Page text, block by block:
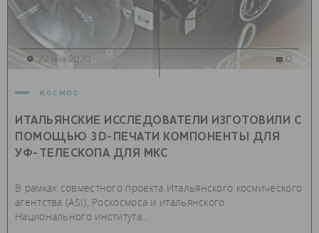
космос
ИТАЛЬЯНСКИЕ ИССЛЕДОВАТЕЛИ ИЗГОТОВИЛИ С
ПОМОЩЬЮ 3D-ПЕЧАТИ КОМПОНЕНТЫ ДЛЯ
УФ-ТЕЛЕСКОПА ДЛЯ МКС
В рамках совместного проекта Итальянского космического
агентства (ASI), Роскосмоса и итальянского
Национального института...
22 мая 2020 0